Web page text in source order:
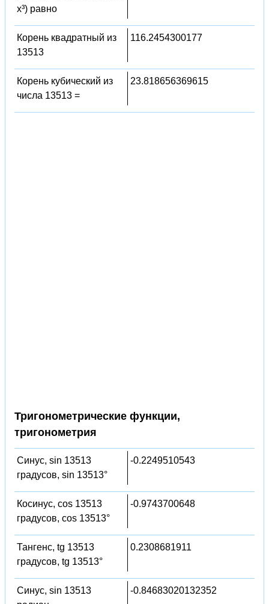
x³) равно
Корень квадратный из
13513
116.2454300177
Корень кубический из
числа 13513 =
23.818656369615
Тригонометрические функции,
тригонометрия
Синус, sin 13513
градусов, sin 13513°
-0.2249510543
Косинус, cos 13513
градусов, cos 13513°
-0.9743700648
Тангенс, tg 13513
градусов, tg 13513°
0.2308681911
Синус, sin 13513
-0.84683020132352